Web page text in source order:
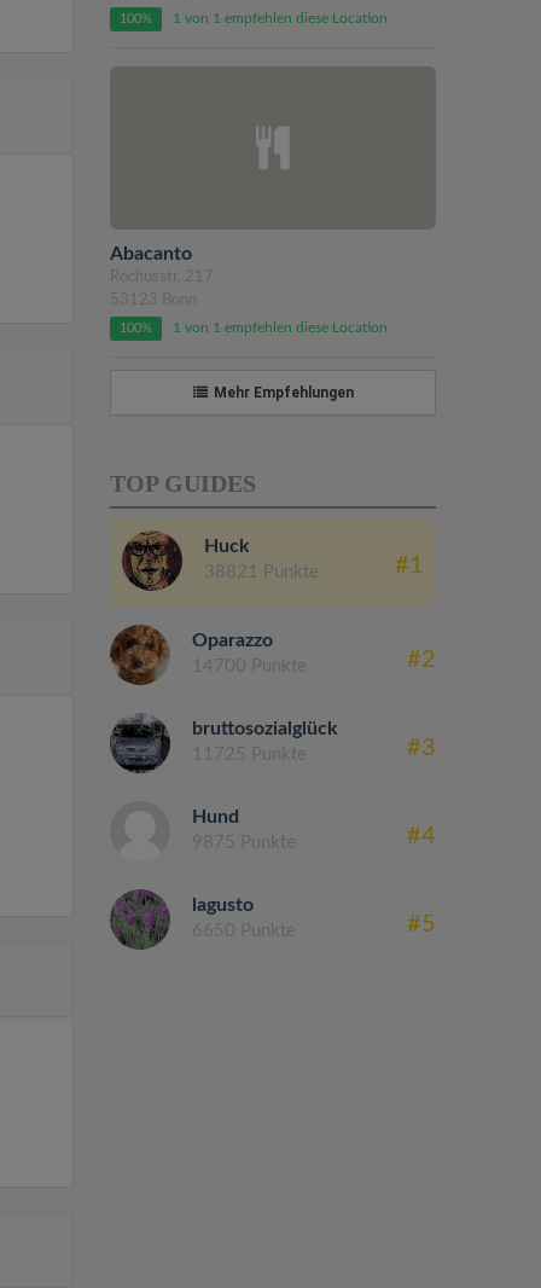
100% 1 von 1 empfehlen diese Location
Abacanto
Rochusstr. 217
53123 Bonn
100% 1 von 1 empfehlen diese Location
Mehr Empfehlungen
TOP GUIDES
Huck
38821 Punkte #1
Oparazzo
14700 Punkte #2
bruttosozialglück
11725 Punkte #3
Hund
9875 Punkte #4
lagusto
6650 Punkte #5